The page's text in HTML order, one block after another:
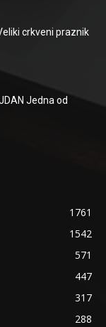
crkveni praznik
Jedna od
1761
1542
571
447
317
288